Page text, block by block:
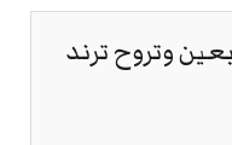
وتروح ترند